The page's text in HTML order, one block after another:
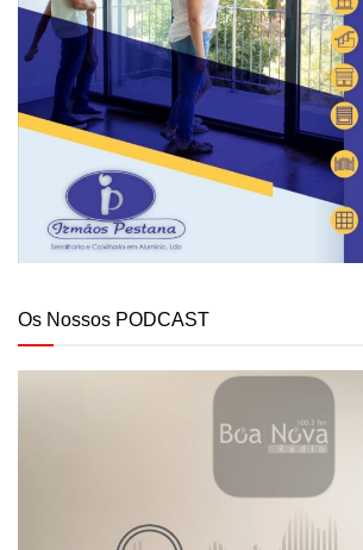
Os Nossos PODCAST